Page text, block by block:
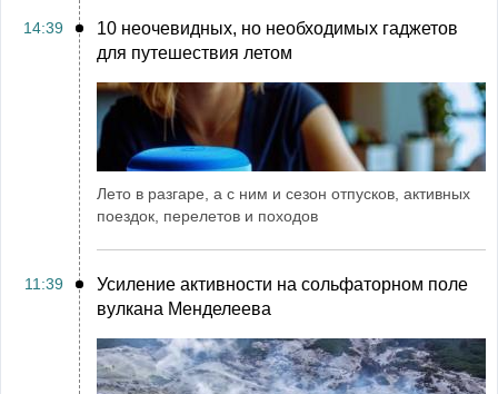
14:39
10 неочевидных, но необходимых гаджетов
для путешествия летом
Лето в разгаре, а с ним и сезон отпусков, активных
поездок, перелетов и походов
11:39
Усиление активности на сольфаторном поле
вулкана Менделеева